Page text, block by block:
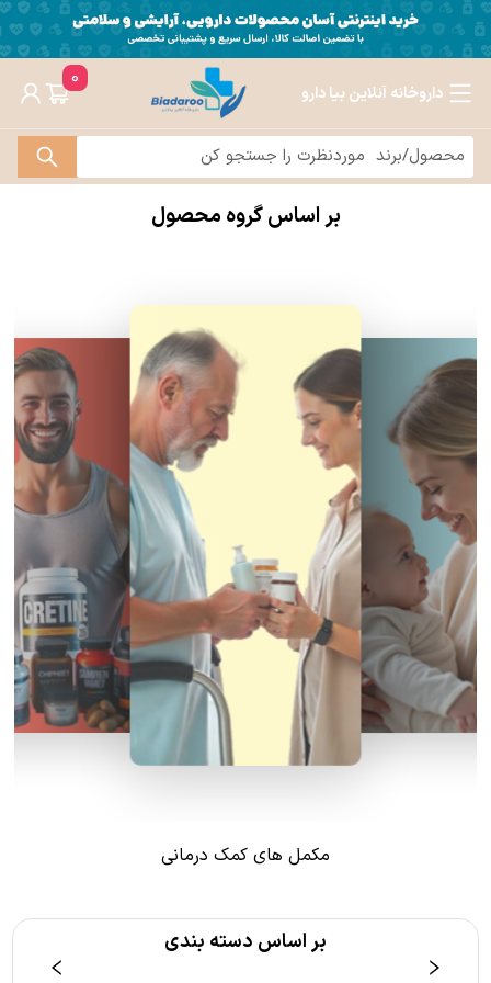
داروخانه آنلاین بیا دارو
0
بر اساس گروه محصول
مکمل های کمک درمانی
بر اساس دسته بندی